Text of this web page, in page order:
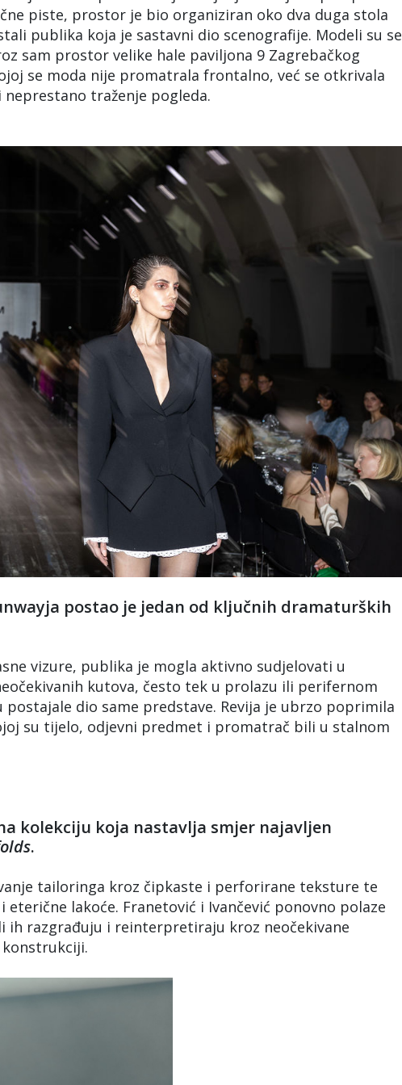
piste, prostor je bio organiziran oko dva duga stola
publika koja je sastavni dio scenografije. Modeli su se
sam prostor velike hale paviljona 9 Zagrebačkog
se moda nije promatrala frontalno, već se otkrivala
traženje pogleda.
postao je jedan od ključnih dramaturških
vizure, publika je mogla aktivno sudjelovati u
kutova, često tek u prolazu ili perifernom
dio same predstave. Revija je ubrzo poprimila
su tijelo, odjevni predmet i promatrač bili u stalnom
kolekciju koja nastavlja smjer najavljen
.
tailoringa kroz čipkaste i perforirane teksture te
lakoće. Franetović i Ivančević ponovno polaze
ih razgrađuju i reinterpretiraju kroz neočekivane